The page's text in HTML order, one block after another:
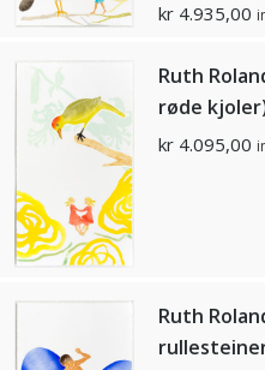
kr 4.935,00
Ruth
røde
kr 4.095,00
Ruth